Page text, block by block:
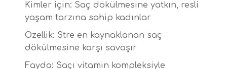
Kimler için: Saç dökülmesine yatkın, resli
yaşam tarzına sahip kadınlar
Özellik: Stre en kaynaklanan saç
dökülmesine karşı savaşır
Fayda: Saçı vitamin kompleksiyle